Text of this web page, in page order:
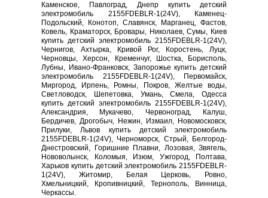
Каменское, Павлоград, Днепр купить детский
электромобиль 2155FDEBLR-1(24V), Каменец-
Подольский, Конотоп, Славянск, Марганец, Фастов,
Ковель, Краматорск, Бровары, Николаев, Сумы, Киев
купить детский электромобиль 2155FDEBLR-1(24V),
Чернигов, Ахтырка, Кривой Рог, Коростень, Луцк,
Черновцы, Херсон, Кременчуг, Шостка, Борисполь,
Лубны, Ивано-Франковск, Запорожье купить детский
электромобиль 2155FDEBLR-1(24V), Первомайск,
Миргород, Ирпень, Ромны, Покров, Желтые воды,
Светловодск, Шепетовка, Умань, Смела, Одесса
купить детский электромобиль 2155FDEBLR-1(24V),
Александрия, Мукачево, Червоноград, Калуш,
Бердичев, Дрогобыч, Нежин, Измаил, Новомосковск,
Прилуки, Львов купить детский электромобиль
2155FDEBLR-1(24V), Черноморск, Стрый, Белгород-
Днестровский, Горишние Плавни, Лозовая, Звягель,
Нововолынск, Коломыя, Изюм, Ужгород, Полтава,
Харьков купить детский электромобиль 2155FDEBLR-
1(24V), Житомир, Белая Церковь, Ровно,
Хмельницкий, Кропивницкий, Тернополь, Винница,
Черкассы.